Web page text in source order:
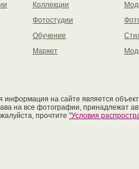
Коллекции
Фотостудии
Обучение
Маркет
информация на сайте является
на все фотографии, принадлежат
прочтите "Условия